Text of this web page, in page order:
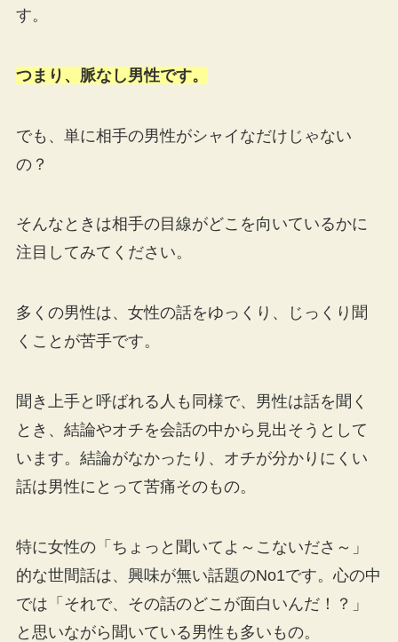
す。
つまり、脈なし男性です。
でも、単に相手の男性がシャイなだけじゃない
の？
そんなときは相手の目線がどこを向いているかに
注目してみてください。
多くの男性は、女性の話をゆっくり、じっくり聞
くことが苦手です。
聞き上手と呼ばれる人も同様で、男性は話を聞く
とき、結論やオチを会話の中から見出そうとして
います。結論がなかったり、オチが分かりにくい
話は男性にとって苦痛そのもの。
特に女性の「ちょっと聞いてよ～こないださ～」
的な世間話は、興味が無い話題のNo1です。心の中
では「それで、その話のどこが面白いんだ！？」
と思いながら聞いている男性も多いもの。